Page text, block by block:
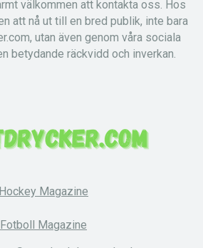
välkommen att kontakta oss. Hos
att nå ut till en bred publik, inte bara
utan även genom våra sociala
betydande räckvidd och inverkan.
Hockey Magazine
Fotboll Magazine